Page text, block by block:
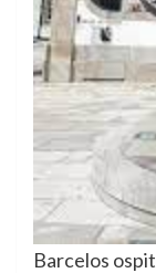
Barcelos